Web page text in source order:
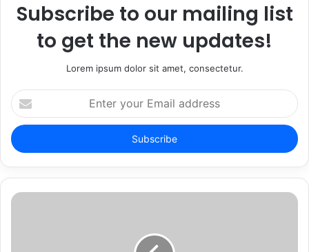
Subscribe to our mailing list
to get the new updates!
Lorem ipsum dolor sit amet, consectetur.
Enter
your
Email
address